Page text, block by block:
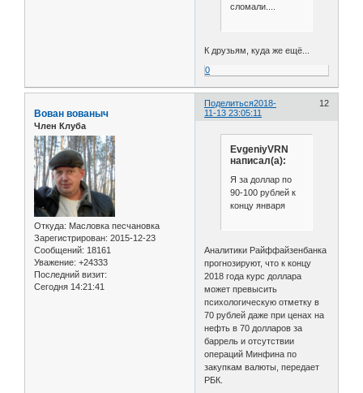
сломали....
К друзьям, куда же ещё...
0
Поделиться 12
2018-
11-13 23:05:11
Вован вованыч
Член Клуба
Откуда: Масловка песчановка
Зарегистрирован: 2015-12-23
Сообщений: 18161
Уважение: +24333
Последний визит:
Сегодня 14:21:41
EvgeniyVRN
написал(а):
Я за доллар по
90-100 рублей к
концу января
Аналитики Райффайзенбанка
прогнозируют, что к концу
2018 года курс доллара
может превысить
психологическую отметку в
70 рублей даже при ценах на
нефть в 70 долларов за
баррель и отсутствии
операций Минфина по
закупкам валюты, передает
РБК.